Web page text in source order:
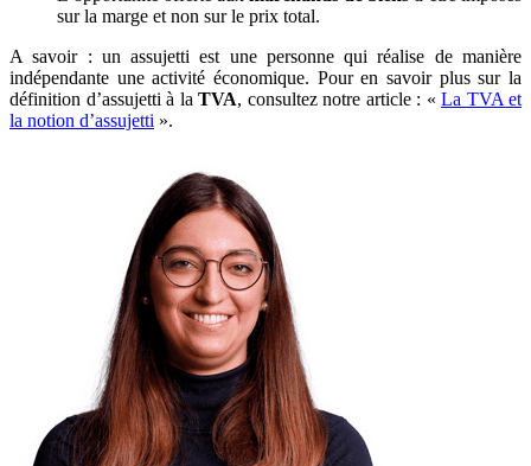
sur la marge et non sur le prix total.
A savoir : un assujetti est une personne qui réalise de manière
indépendante une activité économique. Pour en savoir plus sur la
définition d’assujetti à la TVA, consultez notre article : « La TVA et
la notion d’assujetti ».